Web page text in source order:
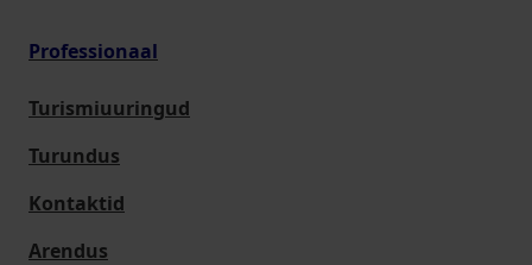
Professionaal
Turismiuuringud
Turundus
Kontaktid
Arendus